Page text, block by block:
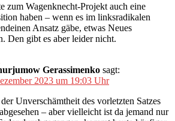
zum Wagenknecht-Projekt auch eine
haben – wenn es im linksradikalen
Ansatz gäbe, etwas Neues
Den gibt es aber leider nicht.
Gerassimenko sagt:
2023 um 19:03 Uhr
Unverschämtheit des vorletzten Satzes
– aber vielleicht ist da jemand nur